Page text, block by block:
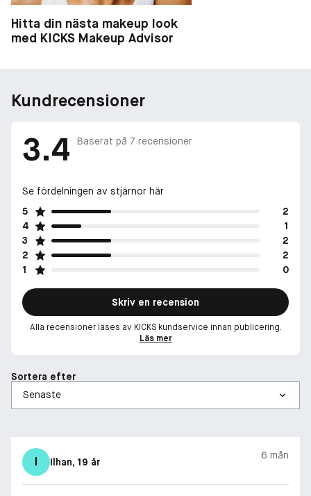
Hitta din nästa makeup look
med KICKS Makeup Advisor
Kundrecensioner
3.4 Baserat på 7 recensioner
Se fördelningen av stjärnor här
5
2
4
1
3
2
2
2
1
0
Skriv en recension
Alla recensioner läses av KICKS kundservice innan publicering.
Läs mer
Sortera efter
I Ilhan, 19 år
6 mån